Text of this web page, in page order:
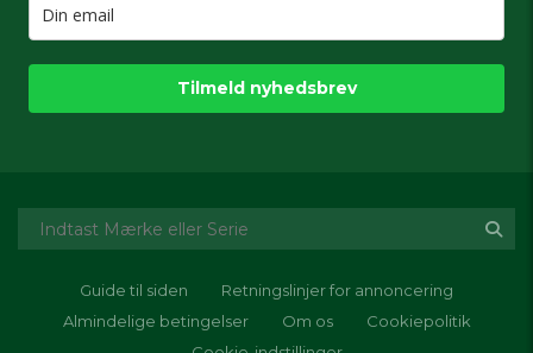
Tilmeld nyhedsbrev
Guide til siden
Retningslinjer for annoncering
Almindelige betingelser
Om os
Cookiepolitik